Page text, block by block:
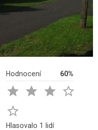
Hodnocení 60%
   

Hlasovalo 1 lidí